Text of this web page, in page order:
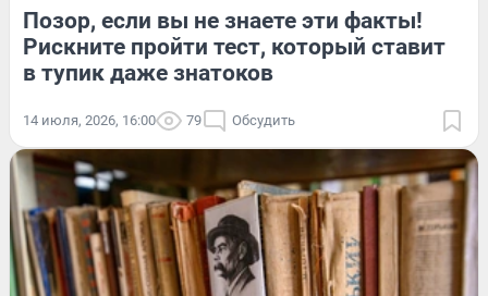
Позор, если вы не знаете эти факты!
Рискните пройти тест, который ставит
в тупик даже знатоков
14 июля, 2026, 16:00 79 Обсудить